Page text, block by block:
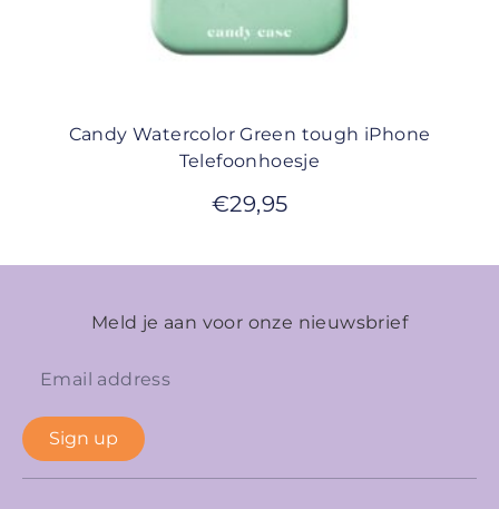
Candy Watercolor Green tough iPhone
Telefoonhoesje
€29,95
Meld je aan voor onze nieuwsbrief
Sign up